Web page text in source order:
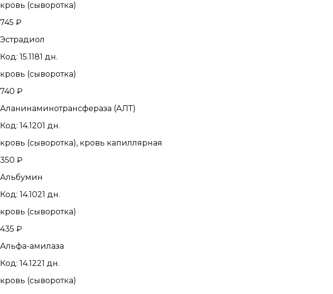
кровь (сыворотка)
745 ₽
Эстрадиол
Код: 15.1181 дн.
кровь (сыворотка)
740 ₽
Аланинаминотрансфераза (АЛТ)
Код: 14.1201 дн.
кровь (сыворотка), кровь капиллярная
350 ₽
Альбумин
Код: 14.1021 дн.
кровь (сыворотка)
435 ₽
Альфа-амилаза
Код: 14.1221 дн.
кровь (сыворотка)